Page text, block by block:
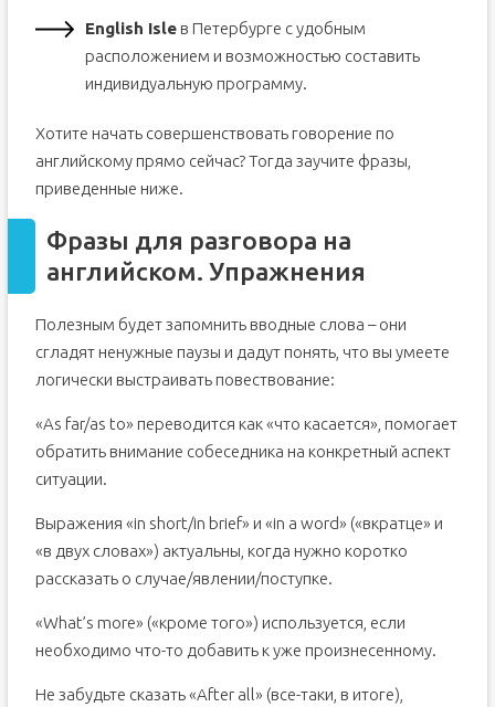
English Isleв Петербурге с удобным
расположением и возможностью составить
индивидуальную программу.
Хотите начать совершенствовать говорение по
английскому прямо сейчас? Тогда заучите фразы,
приведенные ниже.
Фразы для разговора на
английском. Упражнения
Полезным будет запомнить вводные слова – они
сгладят ненужные паузы и дадут понять, что вы умеете
логически выстраивать повествование:
«As far/as to» переводится как «что касается», помогает
обратить внимание собеседника на конкретный аспект
ситуации.
Выражения «in short/in brief» и «in a word» («вкратце» и
«в двух словах») актуальны, когда нужно коротко
рассказать о случае/явлении/поступке.
«What’s more» («кроме того») используется, если
необходимо что-то добавить к уже произнесенному.
Не забудьте сказать «After all» (все-таки, в итоге),